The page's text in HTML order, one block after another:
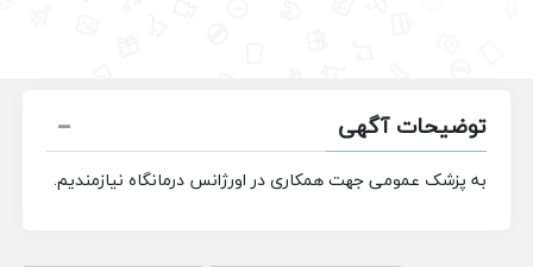
توضیحات آگهی
به پزشک عمومی جهت همکاری در اورژانس درمانگاه نیازمندیم.